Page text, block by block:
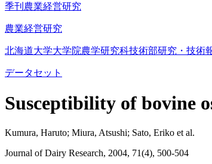
季刊農業経営研究
農業経営研究
北海道大学大学院農学研究科技術部研究・技術
データセット
Susceptibility of bovine
Kumura, Haruto; Miura, Atsushi; Sato, Eriko et al.
Journal of Dairy Research, 2004, 71(4), 500-504